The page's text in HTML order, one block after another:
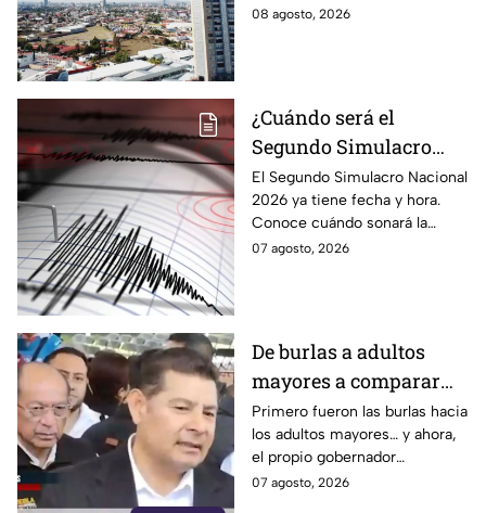
temperaturas de hasta 40 °C
08 agosto, 2026
¿Cuándo será el
Segundo Simulacro
Nacional 2026? A esta
hora sonará la alerta
sísmica
El Segundo Simulacro Nacional
2026 ya tiene fecha y hora.
Conoce cuándo sonará la
alerta sísmica y qué ocurrirá
07 agosto, 2026
De burlas a adultos
mayores a comparar
Puebla con Palestina:
Alejandro Armenta se
disculpa “a modo” por
sus insensibles dichos
Primero fueron las burlas hacia
los adultos mayores… y ahora,
el propio gobernador
morenista Alejandro Armenta
07 agosto, 2026